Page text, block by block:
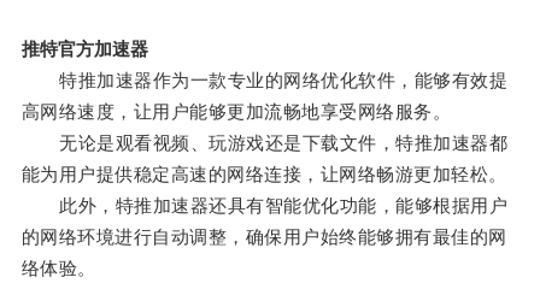
推特官方加速器
特推加速器作为一款专业的网络优化软件，能够有效提
高网络速度，让用户能够更加流畅地享受网络服务。
无论是观看视频、玩游戏还是下载文件，特推加速器都
能为用户提供稳定高速的网络连接，让网络畅游更加轻松。
此外，特推加速器还具有智能优化功能，能够根据用户
的网络环境进行自动调整，确保用户始终能够拥有最佳的网
络体验。